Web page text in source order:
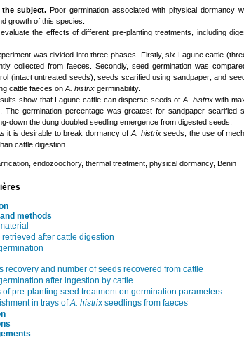
subject. Poor germination associated with physical dormancy
growth of this species.
the effects of different pre-planting treatments, including
was divided into three phases. Firstly, six Lagune cattle
collected from faeces. Secondly, seed germination was
(intact untreated seeds); seeds scarified using sandpaper; and
cattle faeces on A. histrix germinability.
show that Lagune cattle can disperse seeds ofA. histrixwith
The germination percentage was greatest for sandpaper
down the dung doubled seedling emergence from digested seeds.
it is desirable to break dormancy of A. histrixseeds, the use of
cattle digestion.
endozoochory, thermal treatment, physical dormancy, Benin
methods
after cattle digestion
recovery and number of seeds recovered from cattle
after ingestion by cattle
of pre-planting seed treatment on germination parameters
in trays ofA. histrix seedlings from faeces